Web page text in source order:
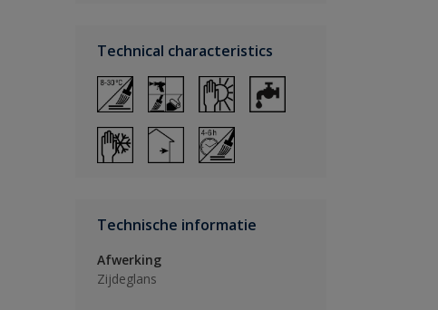
Technical characteristics
Technische informatie
Afwerking
Zijdeglans